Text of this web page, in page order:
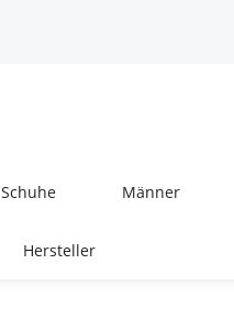
Schuhe Männer
Hersteller